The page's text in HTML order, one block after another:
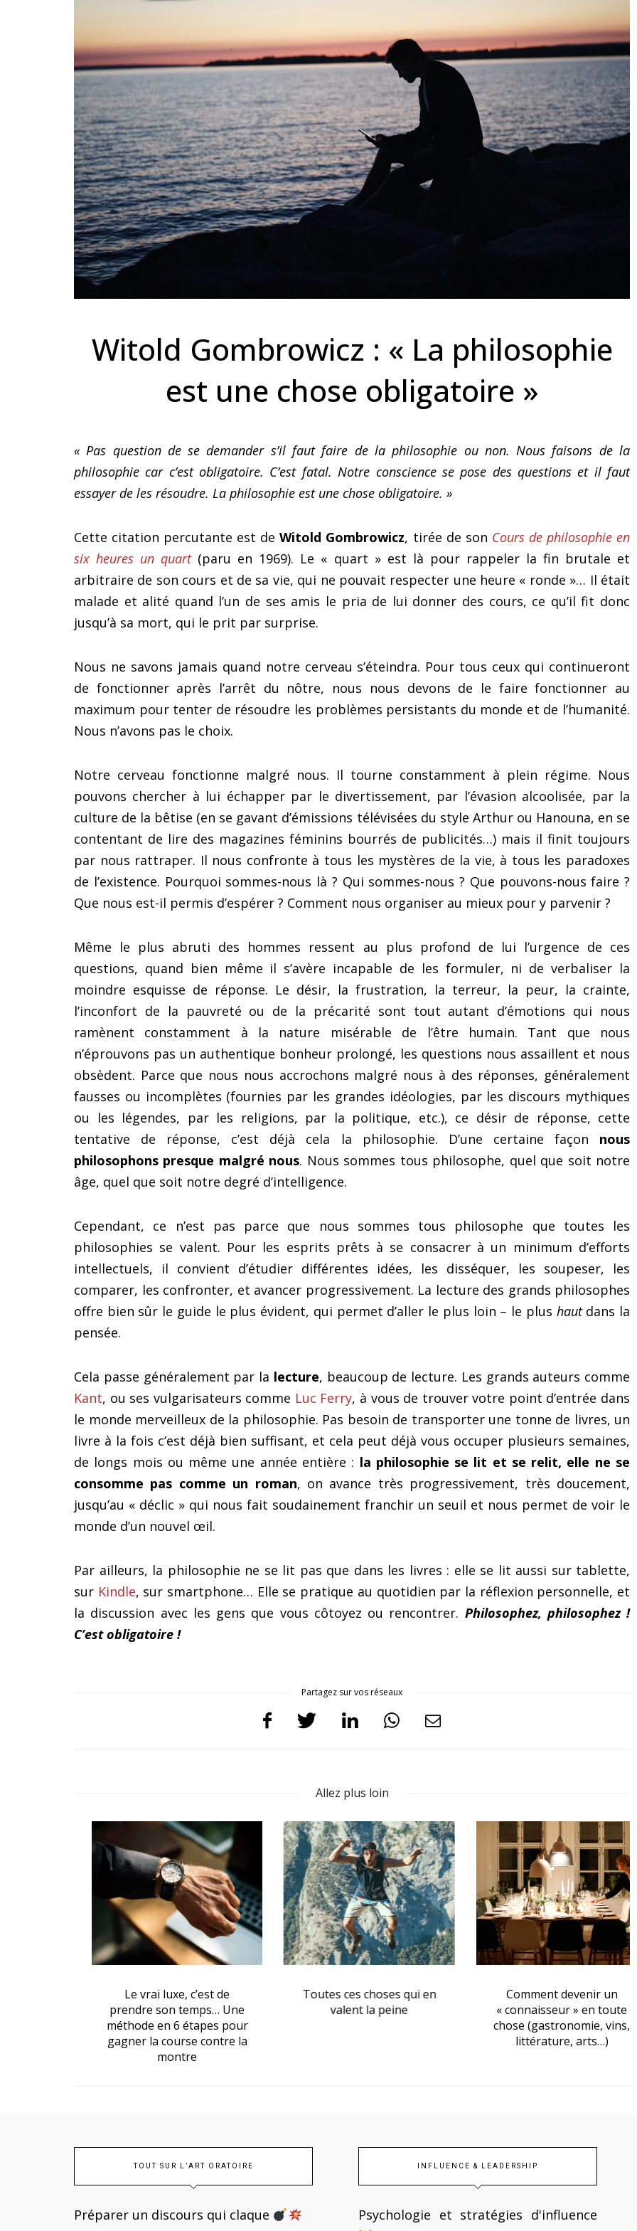
Witold Gombrowicz : « La philosophie
est une chose obligatoire »
« Pas question de se demander s’il faut faire de la philosophie ou non. Nous faisons de la
philosophie car c’est obligatoire. C’est fatal. Notre conscience se pose des questions et il faut
essayer de les résoudre. La philosophie est une chose obligatoire. »
Cette citation percutante est deWitold Gombrowicz, tirée de son Cours de philosophie en
six heures un quart(paru en 1969). Le « quart » est là pour rappeler la fin brutale et
arbitraire de son cours et de sa vie, qui ne pouvait respecter une heure « ronde »… Il était
malade et alité quand l’un de ses amis le pria de lui donner des cours, ce qu’il fit donc
jusqu’à sa mort, qui le prit par surprise.
Nous ne savons jamais quand notre cerveau s’éteindra. Pour tous ceux qui continueront
de fonctionner après l’arrêt du nôtre, nous nous devons de le faire fonctionner au
maximum pour tenter de résoudre les problèmes persistants du monde et de l’humanité.
Nous n’avons pas le choix.
Notre cerveau fonctionne malgré nous. Il tourne constamment à plein régime. Nous
pouvons chercher à lui échapper par le divertissement, par l’évasion alcoolisée, par la
culture de la bêtise (en se gavant d’émissions télévisées du style Arthur ou Hanouna, en se
contentant de lire des magazines féminins bourrés de publicités…) mais il finit toujours
par nous rattraper. Il nous confronte à tous les mystères de la vie, à tous les paradoxes
de l’existence. Pourquoi sommes-nous là ? Qui sommes-nous ? Que pouvons-nous faire ?
Que nous est-il permis d’espérer ? Comment nous organiser au mieux pour y parvenir ?
Même le plus abruti des hommes ressent au plus profond de lui l’urgence de ces
questions, quand bien même il s’avère incapable de les formuler, ni de verbaliser la
moindre esquisse de réponse. Le désir, la frustration, la terreur, la peur, la crainte,
l’inconfort de la pauvreté ou de la précarité sont tout autant d’émotions qui nous
ramènent constamment à la nature misérable de l’être humain. Tant que nous
n’éprouvons pas un authentique bonheur prolongé, les questions nous assaillent et nous
obsèdent. Parce que nous nous accrochons malgré nous à des réponses, généralement
fausses ou incomplètes (fournies par les grandes idéologies, par les discours mythiques
ou les légendes, par les religions, par la politique, etc.), ce désir de réponse, cette
tentative de réponse, c’est déjà cela la philosophie. D’une certaine façon nous
philosophons presque malgré nous. Nous sommes tous philosophe, quel que soit notre
âge, quel que soit notre degré d’intelligence.
Cependant, ce n’est pas parce que nous sommes tous philosophe que toutes les
philosophies se valent. Pour les esprits prêts à se consacrer à un minimum d’efforts
intellectuels, il convient d’étudier différentes idées, les disséquer, les soupeser, les
comparer, les confronter, et avancer progressivement. La lecture des grands philosophes
offre bien sûr le guide le plus évident, qui permet d’aller le plus loin – le plus hautdans la
pensée.
Cela passe généralement par la lecture, beaucoup de lecture. Les grands auteurs comme
Kant, ou ses vulgarisateurs comme Luc Ferry, à vous de trouver votre point d’entrée dans
le monde merveilleux de la philosophie. Pas besoin de transporter une tonne de livres, un
livre à la fois c’est déjà bien suffisant, et cela peut déjà vous occuper plusieurs semaines,
de longs mois ou même une année entière : la philosophie se lit et se relit, elle ne se
consomme pas comme un roman, on avance très progressivement, très doucement,
jusqu’au « déclic » qui nous fait soudainement franchir un seuil et nous permet de voir le
monde d’un nouvel œil.
Par ailleurs, la philosophie ne se lit pas que dans les livres : elle se lit aussi sur tablette,
sur Kindle, sur smartphone… Elle se pratique au quotidien par la réflexion personnelle, et
la discussion avec les gens que vous côtoyez ou rencontrer. Philosophez, philosophez !
C’est obligatoire !
Partagez sur vos réseaux
Allez plus loin
Le vrai luxe, c’est de
prendre son temps… Une
méthode en 6 étapes pour
gagner la course contre la
montre
Toutes ces choses qui en
valent la peine
Comment devenir un
« connaisseur » en toute
chose (gastronomie, vins,
littérature, arts…)
Vivre à l’international :
Pourquoi préparer
Le mystérieux « exercice
des 3 secrets » pour
émotions
5 astuces pour
(même si vous ne
quoi dire !)
TOUT SUR L’ART ORATOIRE
Préparer un discours qui claque
INFLUENCE & LEADERSHIP
Psychologie et stratégies d'influence